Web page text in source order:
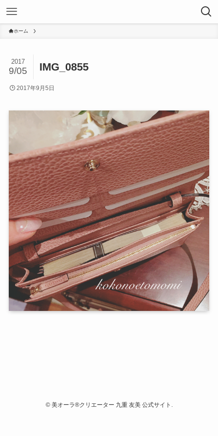
ホーム
IMG_0855
2017
9/05
2017年9月5日
©美オーラ®クリエーター 九重 友美 公式サイト.